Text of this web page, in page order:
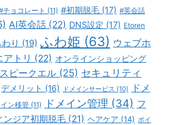
チョコレート (11) #初期脱毛 (17) #英会話
AI英会話 (22) DNS設定 (17) Etoren
り (19) ふわ姫 (63) ウェブホ
アトリ (22) オンラインショッピング
スピークエル (25) セキュリティ
デメリット (16) ドメインサービス (10)
ドメ
イン移管 (11) ドメイン管理 (34) フ
ンジア初期脱毛 (21) ヘアケア (14) ボイ